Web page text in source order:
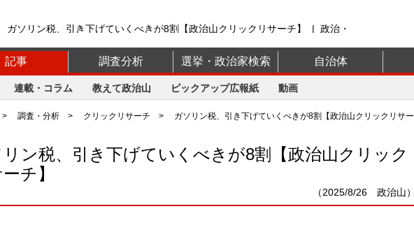
ガソリン税、引き下げていくべきが8割【政治山クリックリサーチ】 | 政治・
記事 調査分析 選挙・政治家検索 自治体
連載・コラム 教えて政治山 ピックアップ広報紙 動画
調査・分析 > クリックリサーチ > ガソリン税、引き下げていくべきが8割【政治山クリックリサー
リン税、引き下げていくべきが8割【政治山クリック
チ】
（2025/8/26 政治山）